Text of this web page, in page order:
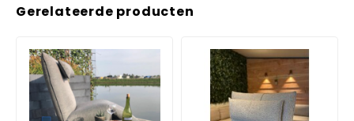
Hangstoelen
Gerelateerde producten